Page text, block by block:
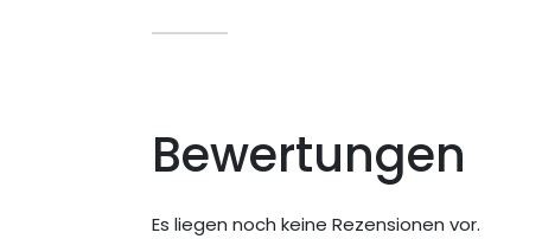
Bewertungen
Es liegen noch keine Rezensionen vor.